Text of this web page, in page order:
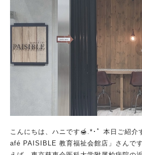
文していらっしゃる方も多く、店内は朝
ただよっていました！ カレーの種類も多くて驚きです！！ 白い
カレー…とっても気になりますよね！シ
すよ。 次行った際はぜひいただきたいです。 最後までご覧いた
だき、ありがとうございました！
こんにちは、ハニです🍯.*･ﾟ 本日ご紹介するのは「Sandwich C
afé PAISIBLE 教育福祉会館店」さんです！ PAISIBLEさん